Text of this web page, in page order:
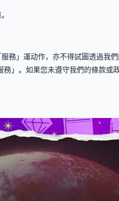
務」運动作，亦不得試圖透過我
」。如果您未遵守我們的條款